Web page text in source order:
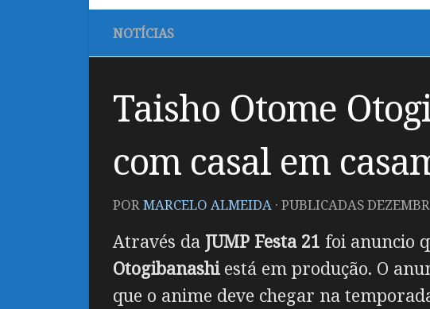
NOTÍCIAS
Taisho Otome
com casal em
PORMARCELO ALMEIDA · PUBLICADAS
Através da JUMP Festa 21 foi anuncio
Otogibanashiestá em produção. O
que o anime deve chegar na